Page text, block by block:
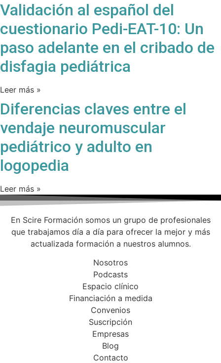
Validación al español del
cuestionario Pedi-EAT-10: Un
paso adelante en el cribado de
disfagia pediátrica
Leer más »
Diferencias claves entre el
vendaje neuromuscular
pediátrico y adulto en
logopedia
Leer más »
En Scire Formación somos un grupo de profesionales
que trabajamos día a día para ofrecer la mejor y más
actualizada formación a nuestros alumnos.
Nosotros
Podcasts
Espacio clínico
Financiación a medida
Convenios
Suscripción
Empresas
Blog
Contacto